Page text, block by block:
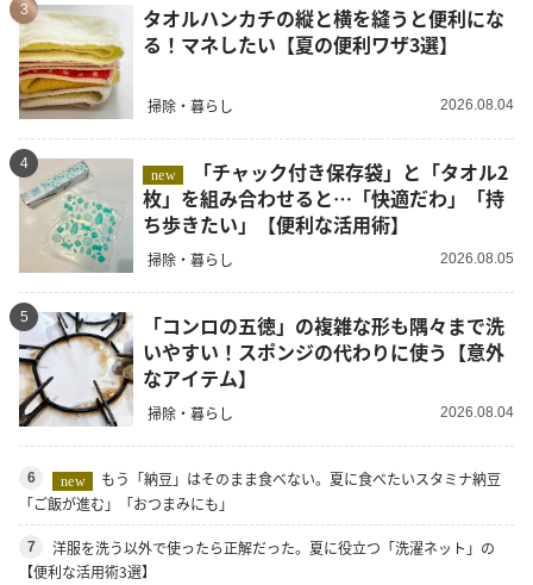
3
タオルハンカチの縦と横を縫うと便利にな
る！マネしたい【夏の便利ワザ3選】
掃除・暮らし 2026.08.04
4
new
枚」を組み合わせると…「快適だわ」「持
ち歩きたい」【便利な活用術】
掃除・暮らし 2026.08.05
5
「コンロの五徳」の複雑な形も隅々まで洗
いやすい！スポンジの代わりに使う【意外
なアイテム】
掃除・暮らし 2026.08.04
6 new
もう「納豆」はそのまま食べない。夏に食べたいスタミナ納豆
「ご飯が進む」「おつまみにも」
7
洋服を洗う以外で使ったら正解だった。夏に役立つ「洗濯ネット」の
【便利な活用術3選】